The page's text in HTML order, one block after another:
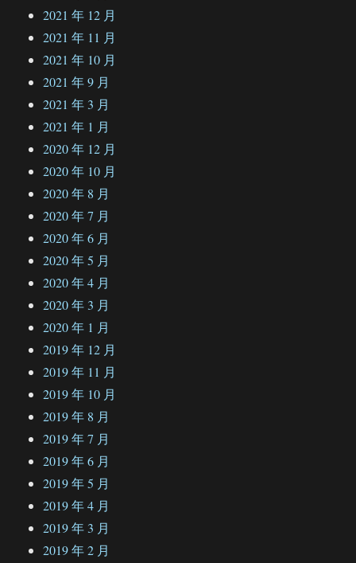
2021 年 12 月
2021 年 11 月
2021 年 10 月
2021 年 9 月
2021 年 3 月
2021 年 1 月
2020 年 12 月
2020 年 10 月
2020 年 8 月
2020 年 7 月
2020 年 6 月
2020 年 5 月
2020 年 4 月
2020 年 3 月
2020 年 1 月
2019 年 12 月
2019 年 11 月
2019 年 10 月
2019 年 8 月
2019 年 7 月
2019 年 6 月
2019 年 5 月
2019 年 4 月
2019 年 3 月
2019 年 2 月